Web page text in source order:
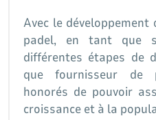
Avec le
padel, en tant que
différentes étapes de
que fournisseur de
honorés de pouvoir
croissance et à la